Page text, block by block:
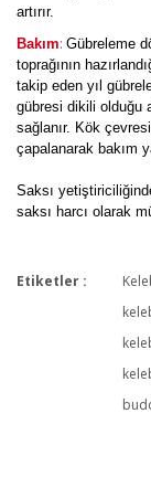
artırır.
Bakım: Gübreleme
toprağının
takip eden yıl
gübresi dikili olduğu
sağlanır. Kök
çapalanarak bakım
Saksı
saksı harcı olarak
Etiketler :